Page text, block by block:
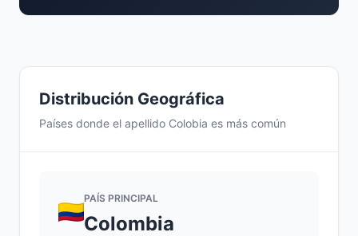
Distribución Geográfica
Países donde el apellido Colobia es más común
PAÍS PRINCIPAL
Colombia